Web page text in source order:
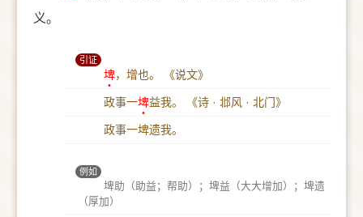
义。
引证
埤，增也。 《说文》
政事一埤益我。 《诗 · 邶风 · 北门》
政事一埤遗我。
例如
埤助（助益；帮助）；埤益（大大增加）；埤遗
（厚加）